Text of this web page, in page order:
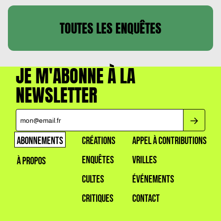
TOUTES LESENQUÊTES
JE M'ABONNE À LA
NEWSLETTER
ABONNEMENTS
À PROPOS
CRÉATIONS
ENQUÊTES
CULTES
CRITIQUES
APPEL À CONTRIBUTIONS
VRILLES
ÉVÉNEMENTS
CONTACT